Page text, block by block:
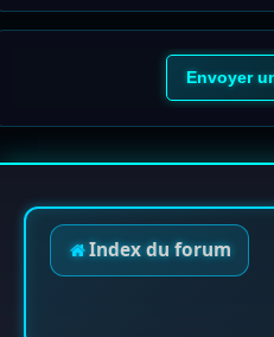
Index du forum